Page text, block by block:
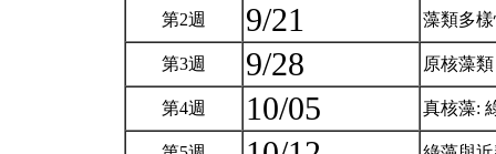
第2週 9/21 藻類多
第3週 9/28 原核藻
第4週 10/05 真核藻: